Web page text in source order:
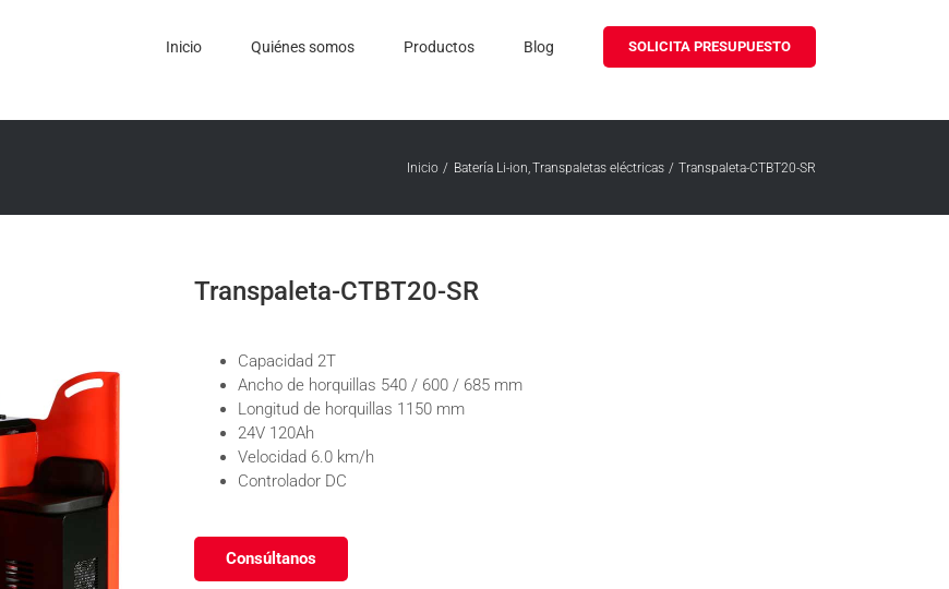
Inicio Quiénes somos Productos Blog SOLICITA PRESUPUESTO
Inicio Batería Li-ion Transpaletas eléctricas Transpaleta-CTBT20-SR
Transpaleta-CTBT20-SR
Capacidad 2T
Ancho de horquillas 540 / 600 / 685 mm
Longitud de horquillas 1150 mm
24V 120Ah
Velocidad 6.0 km/h
Controlador DC
Consúltanos